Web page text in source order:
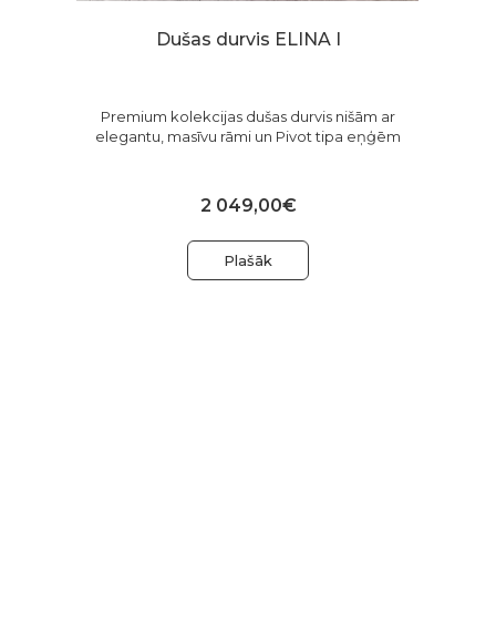
Dušas durvis ELINA I
Premium kolekcijas dušas durvis nišām ar
elegantu, masīvu rāmi un Pivot tipa eņģēm
2 049,00€
Plašāk